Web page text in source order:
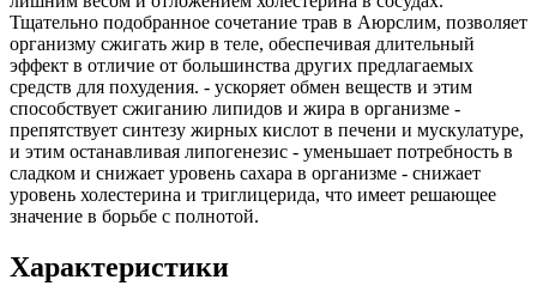
Тщательно подобранное сочетание трав в Аюрслим, позволяет
организму сжигать жир в теле, обеспечивая длительный
эффект в отличие от большинства других предлагаемых
средств для похудения. - ускоряет обмен веществ и этим
способствует сжиганию липидов и жира в организме -
препятствует синтезу жирных кислот в печени и мускулатуре,
и этим останавливая липогенезис - уменьшает потребность в
сладком и снижает уровень сахара в организме - снижает
уровень холестерина и триглицерида, что имеет решающее
значение в борьбе с полнотой.
Характеристики